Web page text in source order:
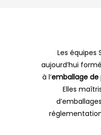
Les équipes
aujourd’hui
à l’emballage
Elles